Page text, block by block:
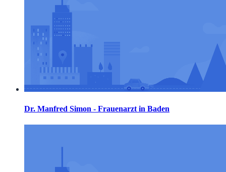
Dr. Manfred Simon - Frauenarzt in Baden